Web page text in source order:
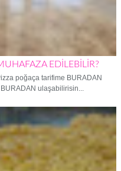
EDİLEBİLİR?
poğaça tarifime BURADAN
ulaşabilirisin...